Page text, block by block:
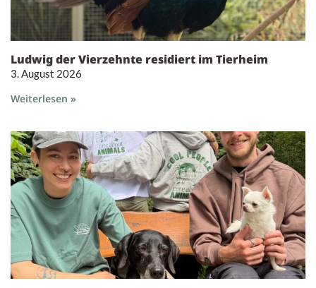
Ludwig der Vierzehnte residiert im Tierheim
3. August 2026
Weiterlesen »